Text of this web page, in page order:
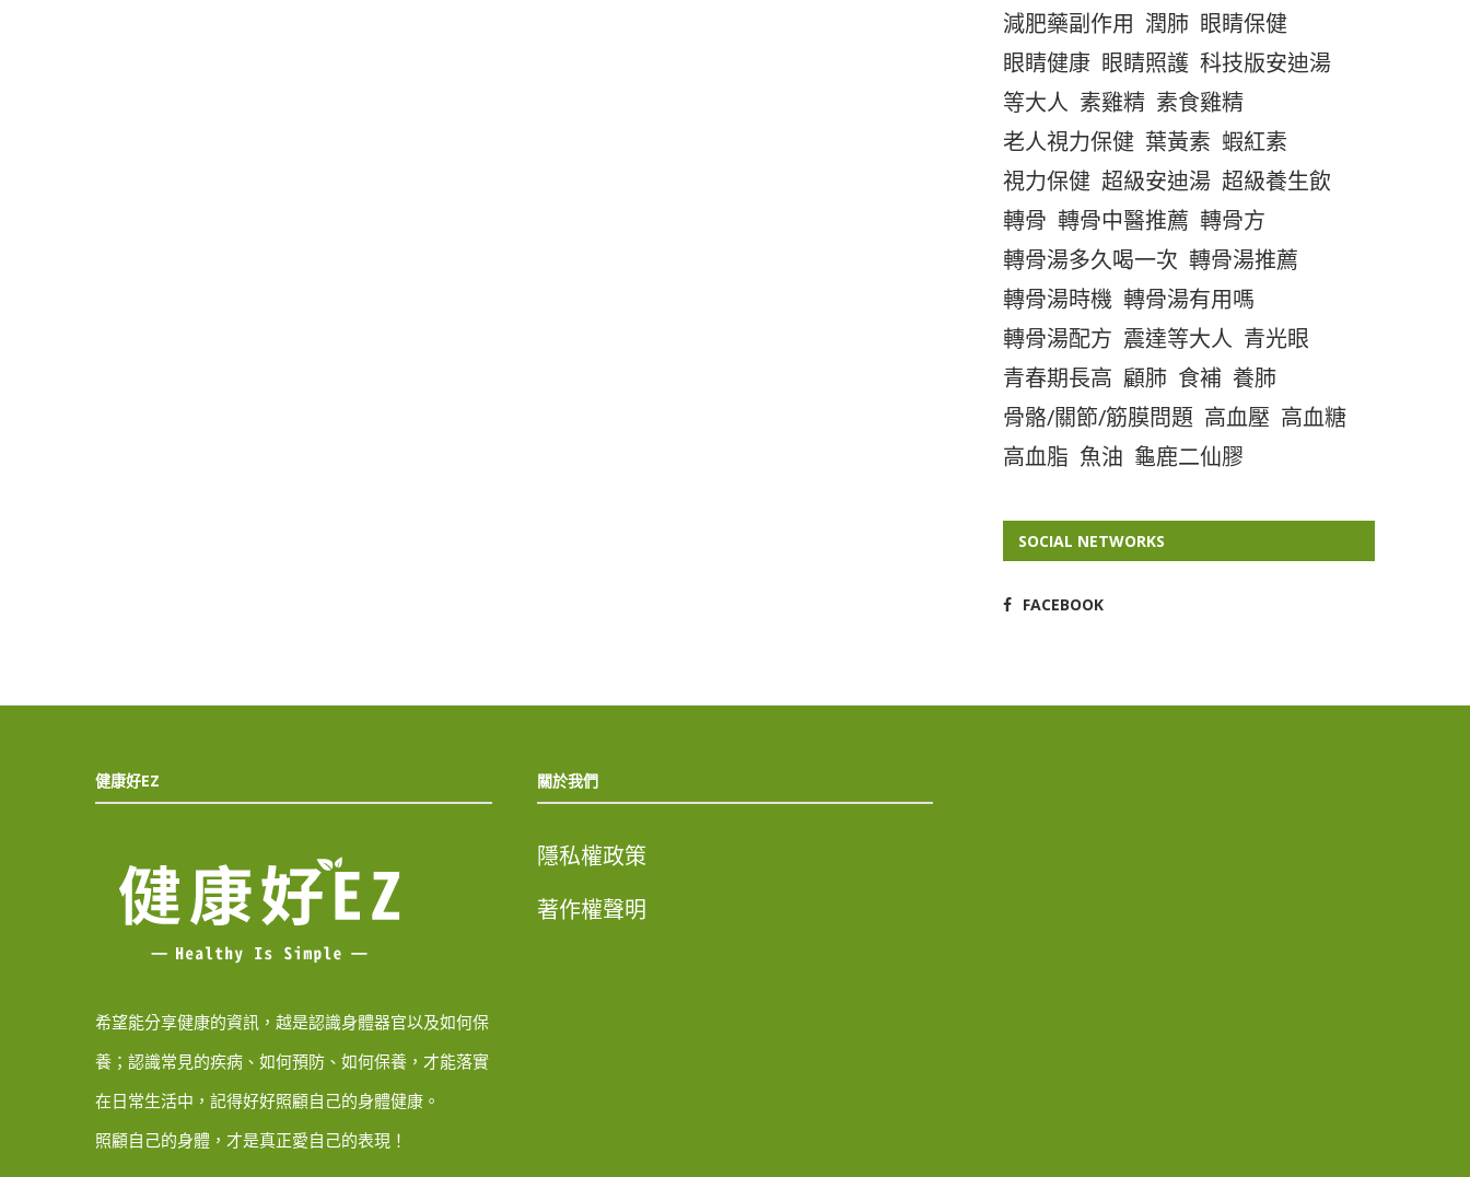
減肥藥副作用 潤肺 眼睛保健
眼睛健康 眼睛照護 科技版安迪湯
等大人 素雞精 素食雞精
老人視力保健 葉黃素 蝦紅素
視力保健 超級安迪湯 超級養生飲
轉骨 轉骨中醫推薦 轉骨方
轉骨湯多久喝一次 轉骨湯推薦
轉骨湯時機 轉骨湯有用嗎
轉骨湯配方 震達等大人 青光眼
青春期長高 顧肺 食補 養肺
骨骼/關節/筋膜問題 高血壓 高血糖
高血脂 魚油 龜鹿二仙膠
SOCIAL NETWORKS
FACEBOOK
健康好EZ
希望能分享健康的資訊，越是認識身體器官以及如何保
養；認識常見的疾病、如何預防、如何保養，才能落實
在日常生活中，記得好好照顧自己的身體健康。
照顧自己的身體，才是真正愛自己的表現！
關於我們
隱私權政策
著作權聲明